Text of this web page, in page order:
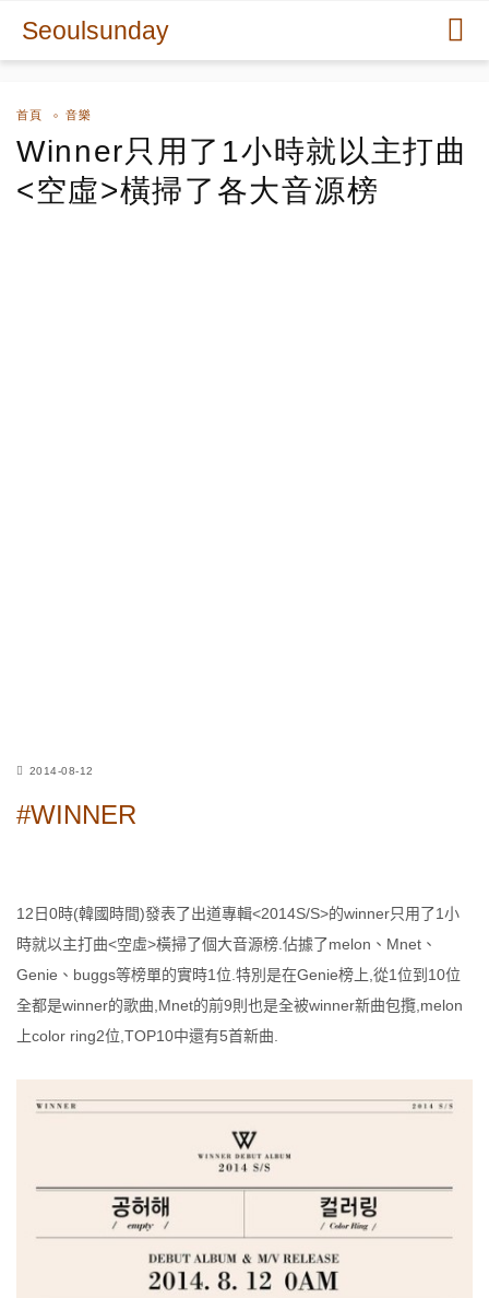
Seoulsunday
首頁 音樂
Winner只用了1小時就以主打曲
<空虛>橫掃了各大音源榜
2014-08-12
#WINNER
12日0時(韓國時間)發表了出道專輯<2014S/S>的winner只用了1小
時就以主打曲<空虛>橫掃了個大音源榜.佔據了melon、Mnet、
Genie、buggs等榜單的實時1位.特別是在Genie榜上,從1位到10位
全都是winner的歌曲,Mnet的前9則也是全被winner新曲包攬,melon
上color ring2位,TOP10中還有5首新曲.